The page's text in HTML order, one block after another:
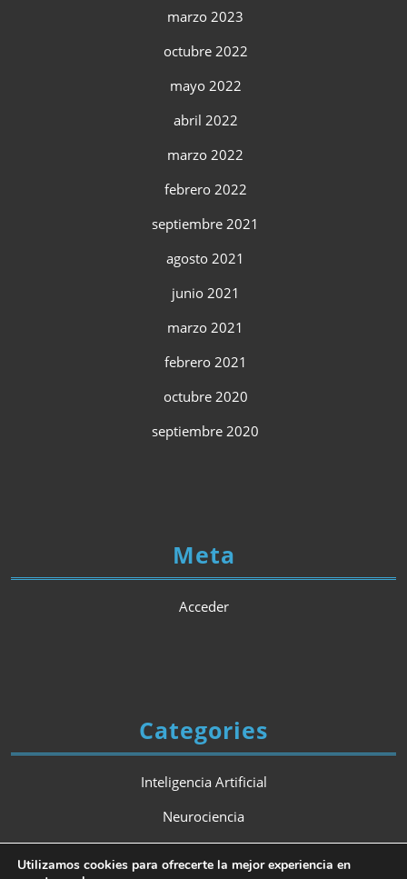
marzo 2023
octubre 2022
mayo 2022
abril 2022
marzo 2022
febrero 2022
septiembre 2021
agosto 2021
junio 2021
marzo 2021
febrero 2021
octubre 2020
septiembre 2020
Meta
Acceder
Categories
Inteligencia Artificial
Neurociencia
Utilizamos cookies para ofrecerte la mejor experiencia en